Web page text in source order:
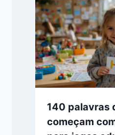
140 palavras
começam